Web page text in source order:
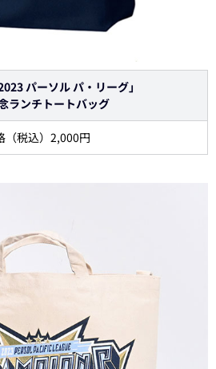
パーソル パ・リーグ」
ランチトートバッグ
（税込）2,000円